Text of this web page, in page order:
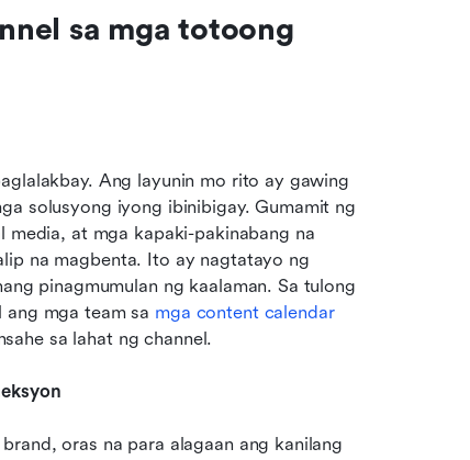
sa mga totoong
Ang layunin mo rito ay gawing
solusyong iyong ibinibigay. Gumamit ng
media, at mga kapaki-pakinabang na
na magbenta. Ito ay nagtatayo ng
pinagmumulan ng kaalaman. Sa tulong
ang mga team sa mga content calendar
sa lahat ng channel.
oras na para alagaan ang kanilang